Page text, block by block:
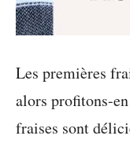
Les premières
alors profitons-
fraises sont